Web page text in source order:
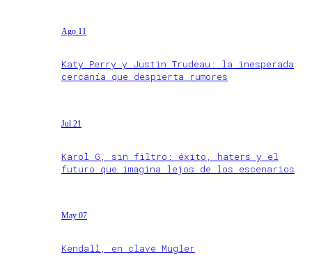
Ago 11
Katy Perry y Justin Trudeau: la inesperada
cercanía que despierta rumores
Jul 21
Karol G, sin filtro: éxito, haters y el
futuro que imagina lejos de los escenarios
May 07
Kendall, en clave Mugler